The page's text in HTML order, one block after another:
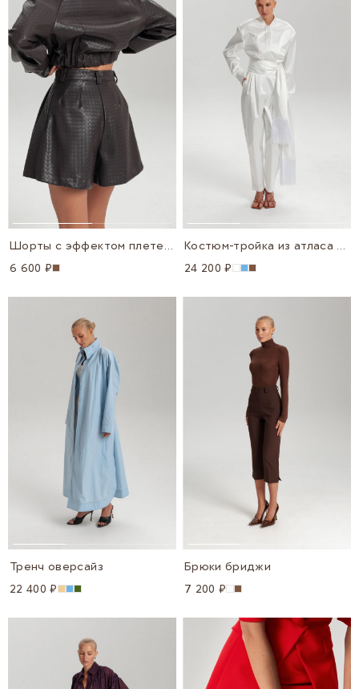
Шорты с эффектом плетения
6 600 ₽
Костюм-тройка из атласа с шарфом
24 200 ₽
Тренч оверсайз
22 400 ₽
Брюки бриджи
7 200 ₽